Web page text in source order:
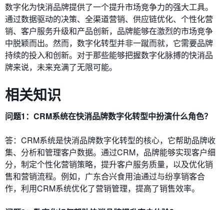
数字化为快消品牌提供了一个提升市场竞争力的强大工具。
通过数据驱动的决策、全渠道营销、供应链优化、个性化营
销、客户服务升级和产品创新，品牌能够在激烈的市场竞争
中脱颖而出。然而，数字化转型并非一蹴而就，它需要品牌
持续的投入和创新。对于那些能够把握数字化脉搏的快消品
牌来说，未来充满了无限可能。
相关知识
问题1：CRM系统在快消品牌数字化转型中扮演什么角色？
答：CRM系统是快消品牌数字化转型的核心，它帮助品牌收
集、分析和管理客户数据。通过CRM，品牌能够实现客户细
分，制定个性化营销策略，提升客户服务质量，以及优化销
售和营销流程。例如，广东合兴食用油通过与纷享销客合
作，利用CRM系统优化了营销管理，提高了销售效率。